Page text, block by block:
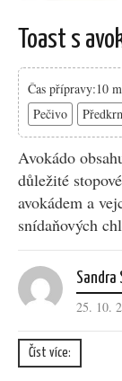
Toast s
Čas přípravy:10
Pečivo
Avokádo
důležité
avokádem a
snídaňových
Sandra
25. 10.
Číst více: